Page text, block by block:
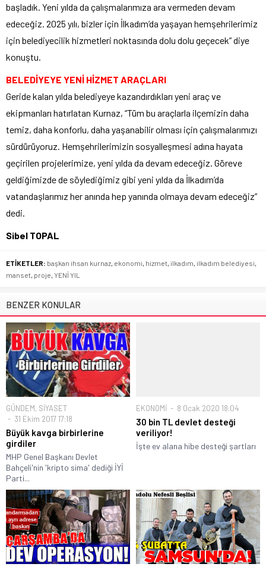
başladık. Yeni yılda da çalışmalarımıza ara vermeden devam
edeceğiz. 2025 yılı, bizler için İlkadım’da yaşayan hemşehrilerimiz
için belediyecilik hizmetleri noktasında dolu dolu geçecek” diye
konuştu.
BELEDİYEYE YENİ HİZMET ARAÇLARI
Geride kalan yılda belediyeye kazandırdıkları yeni araç ve
ekipmanları hatırlatan Kurnaz, “Tüm bu araçlarla ilçemizin daha
temiz, daha konforlu, daha yaşanabilir olması için çalışmalarımızı
sürdürüyoruz. Hemşehrilerimizin sosyalleşmesi adına hayata
geçirilen projelerimize, yeni yılda da devam edeceğiz. Göreve
geldiğimizde de söylediğimiz gibi yeni yılda da İlkadım’da
vatandaşlarımız her anında hep yanında olmaya devam edeceğiz”
dedi.
Sibel TOPAL
ETİKETLER: başkan ihsan kurnaz ekonomi hizmet ilkadım ilkadım belediyesi
manset proje YENİ YIL
BENZER KONULAR
GÜNDEM, SİYASET
31 Ekim 2017 17:18
Büyük kavga birbirlerine
girdiler
MHP Genel Başkanı Devlet
Bahçeli'nin 'kripto sima' dediği İYİ
Parti...
EKONOMİ 8 Ocak 2020 18:04
30 bin TL devlet desteği
veriliyor!
İşte ev alana hibe desteği şartları